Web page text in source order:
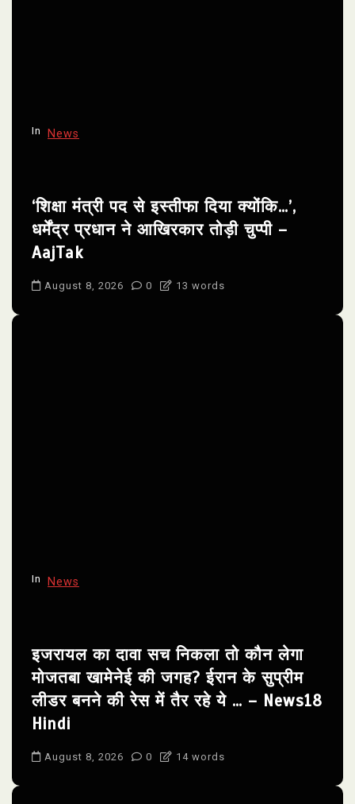
In News
‘शिक्षा मंत्री पद से इस्तीफा दिया क्योंकि…’,
धर्मेंद्र प्रधान ने आखिरकार तोड़ी चुप्पी –
AajTak
August 8, 2026 0 13 words
In News
इजरायल का दावा सच निकला तो कौन लेगा
मोजतबा खामेनेई की जगह? ईरान के सुप्रीम
लीडर बनने की रेस में तैर रहे ये … – News18
Hindi
August 8, 2026 0 14 words